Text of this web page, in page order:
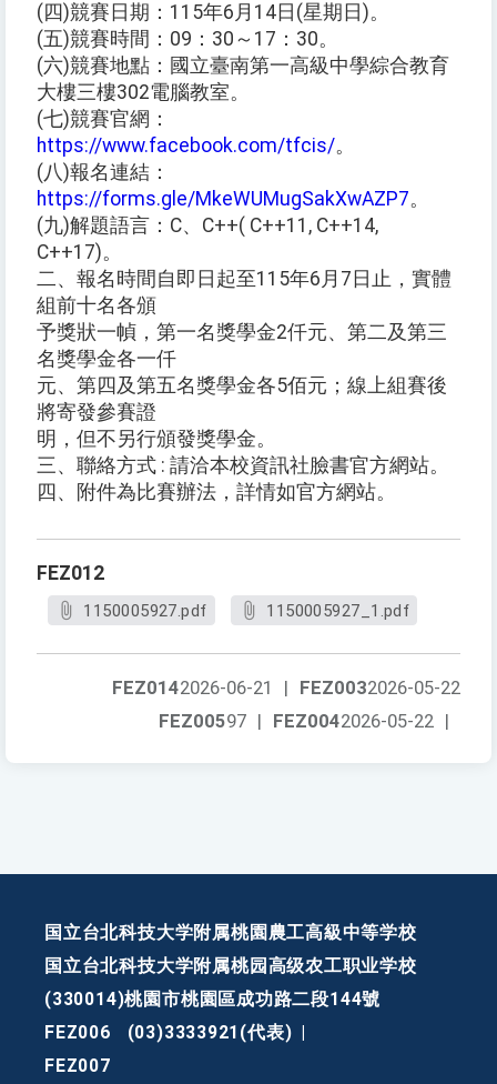
(四)競賽日期：115年6月14日(星期日)。
(五)競賽時間：09：30～17：30。
(六)競賽地點：國立臺南第一高級中學綜合教育
大樓三樓302電腦教室。
(七)競賽官網：
https://www.facebook.com/tfcis/。
(八)報名連結：
https://forms.gle/MkeWUMugSakXwAZP7。
(九)解題語言：C、C++( C++11, C++14,
C++17)。
二、報名時間自即日起至115年6月7日止，實體
組前十名各頒
予獎狀一幀，第一名獎學金2仟元、第二及第三
名獎學金各一仟
元、第四及第五名獎學金各5佰元；線上組賽後
將寄發參賽證
明，但不另行頒發獎學金。
三、聯絡方式 : 請洽本校資訊社臉書官方網站。
四、附件為比賽辦法，詳情如官方網站。
FEZ012
1150005927.pdf 1150005927_1.pdf
FEZ0032026-05-22
FEZ0142026-06-21
|
FEZ0042026-05-22 |
FEZ00597 |
国立台北科技大学附属桃園農工高級中等学校
国立台北科技大学附属桃园高级农工职业学校
(330014)桃園市桃園區成功路二段144號
FEZ006
(03)3333921(代表)
FEZ007